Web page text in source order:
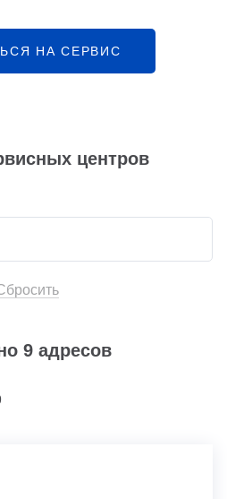
НА СЕРВИС
центров
9 адресов